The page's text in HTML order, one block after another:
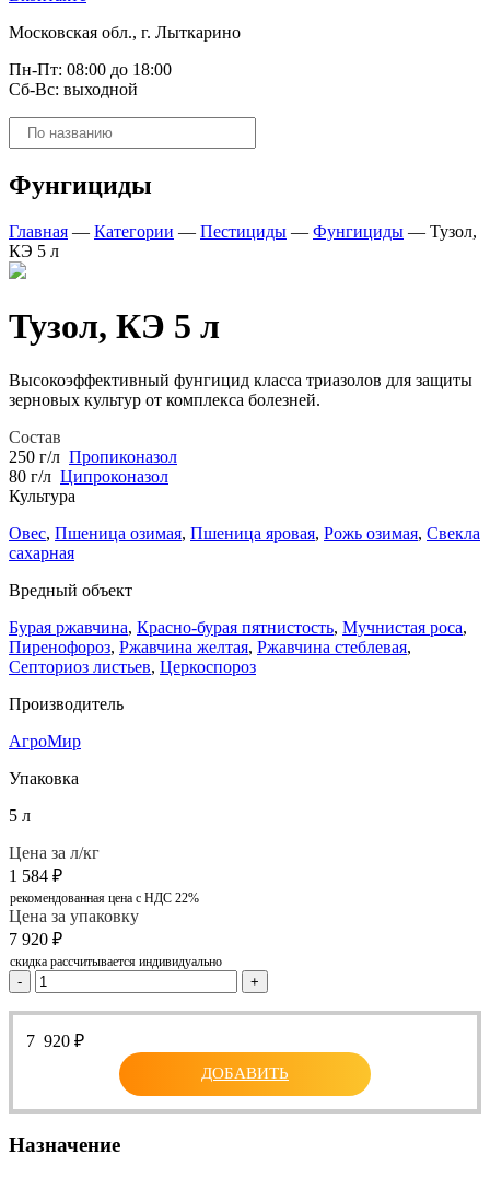
Московская обл., г. Лыткарино
Пн-Пт: 08:00 до 18:00
Сб-Вс: выходной
Поиск
товаров
Фунгициды
Главная — Категории — Пестициды — Фунгициды — Тузол,
КЭ 5 л
Тузол, КЭ 5 л
Высокоэффективный фунгицид класса триазолов для защиты
зерновых культур от комплекса болезней.
Состав
250 г/л Пропиконазол
80 г/л Ципроконазол
Культура
Овес, Пшеница озимая, Пшеница яровая, Рожь озимая, Свекла
сахарная
Вредный объект
Бурая ржавчина, Красно-бурая пятнистость, Мучнистая роса,
Пиренофороз, Ржавчина желтая, Ржавчина стеблевая,
Септориоз листьев, Церкоспороз
Производитель
АгроМир
Упаковка
5 л
Цена за л/кг
1 584 ₽
рекомендованная цена с НДС 22%
Цена за упаковку
7 920 ₽
скидка рассчитывается индивидуально
- +
7 920 ₽
ДОБАВИТЬ
Назначение